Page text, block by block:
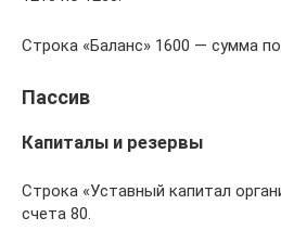
Строка «Баланс» 1600 — сумма
Пассив
Капиталы и резервы
Строка «Уставный капитал
счета 80.